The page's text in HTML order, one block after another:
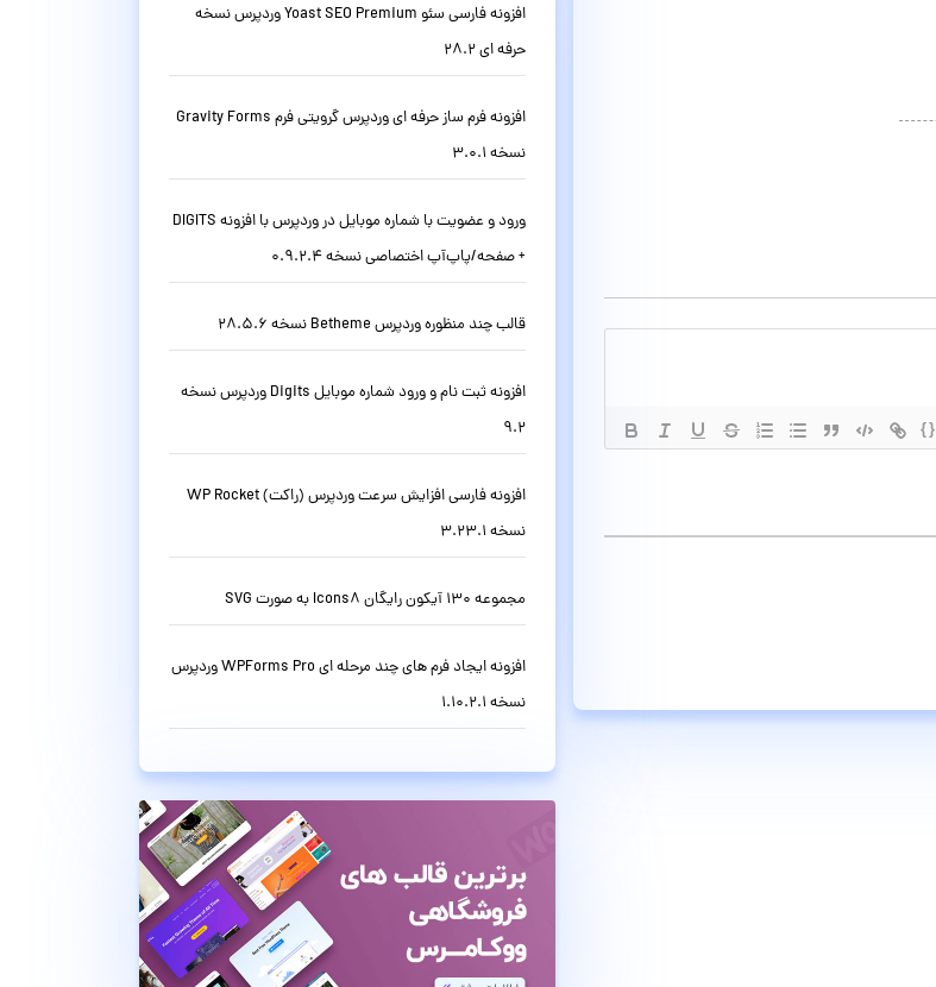
{}
افزونه فارسی سئو Yoast SEO Premium وردپرس نسخه
حرفه ای 28.2
افزونه فرم ساز حرفه ای وردپرس گرویتی فرم Gravity Forms
نسخه 3.0.1
ورود و عضویت با شماره موبایل در وردپرس با افزونه DIGITS
+ صفحه/پاپ‌آپ اختصاصی نسخه 0.9.2.4
قالب چند منظوره وردپرس Betheme نسخه 28.5.6
افزونه ثبت نام و ورود شماره موبایل Digits وردپرس نسخه
9.2
افزونه فارسی افزایش سرعت وردپرس (راکت) WP Rocket
نسخه 3.23.1
مجموعه 130 آیکون رایگان Icons8 به صورت SVG
افزونه ایجاد فرم های چند مرحله ای WPForms Pro وردپرس
نسخه 1.10.2.1